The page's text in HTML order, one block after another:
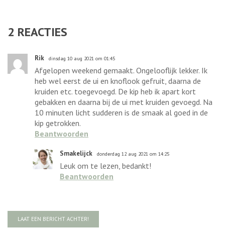
2 REACTIES
Rik dinsdag 10 aug 2021 om 01:45
Afgelopen weekend gemaakt. Ongelooflijk lekker. Ik
heb wel eerst de ui en knoflook gefruit, daarna de
kruiden etc. toegevoegd. De kip heb ik apart kort
gebakken en daarna bij de ui met kruiden gevoegd. Na
10 minuten licht sudderen is de smaak al goed in de
kip getrokken.
Beantwoorden
Smakelijck donderdag 12 aug 2021 om 14:25
Leuk om te lezen, bedankt!
Beantwoorden
LAAT EEN BERICHT ACHTER!